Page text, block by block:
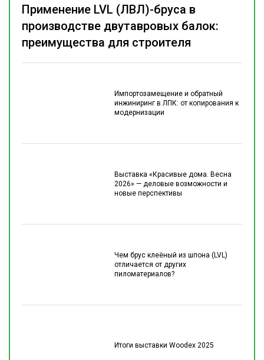
Импортозамещение и обратный
инжиниринг в ЛПК: от копирования к
модернизации
Выставка «Красивые дома. Весна
2026» — деловые возможности и
новые перспективы
Чем брус клеёный из шпона (LVL)
отличается от других
пиломатериалов?
Итоги выставки Woodex 2025
Применение LVL (ЛВЛ)-бруса в
производстве двутавровых балок:
преимущества для строителя